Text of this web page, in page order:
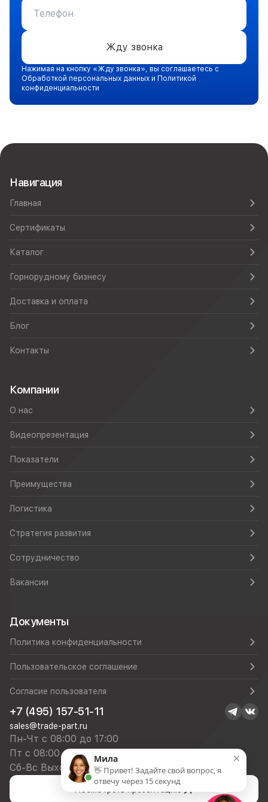
Жду звонка
Нажимая на кнопку «Жду звонка», вы соглашаетесь с
Обработкой персональных данных и Политикой
конфиденциальности
Навигация
Главная
Сертификаты
Каталог
Горнорудному бизнесу
Доставка и оплата
Блог
Контакты
Компании
О нас
Видеопрезентация
Показатели
Преимущества
Логистика
Стратегия развития
Сотрудничество
Вакансии
Документы
Политика конфиденциальности
Пользовательское соглашение
Согласие пользователя
+7 (495) 157-51-11
sales@trade-part.ru
Пн-Чт с 08:00 до 17:00
Пт с 08:00 до 16:00
Сб-Вс Выходной
×
Мила
👋 Привет! Задайте свой вопрос, я
отвечу через 15 секунд